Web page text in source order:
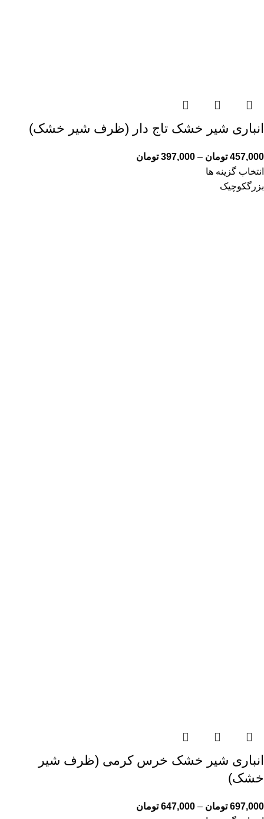
انباری شیر خشک تاج دار (ظرف شیر خشک)
457,000 تومان –
397,000 تومان
انتخاب گزینه ها
بزرگکوچیک
انباری شیر خشک خرس کرمی (ظرف شیر
خشک)
697,000 تومان –
647,000 تومان